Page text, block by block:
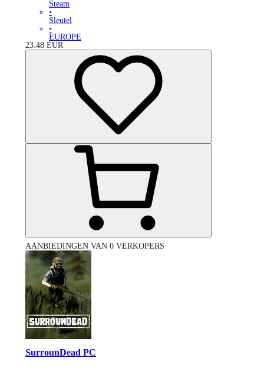
Steam
•
Sleutel
•
EUROPE
23.48 EUR
AANBIEDINGEN VAN 0 VERKOPERS
SurrounDead PC